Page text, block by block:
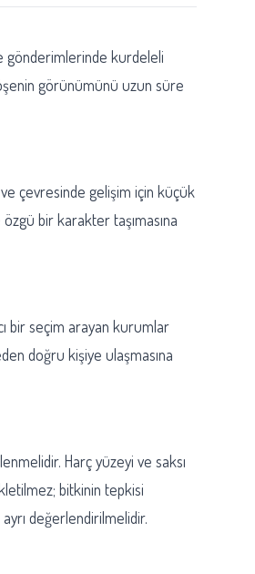
gönderimlerinde kurdeleli
görünümünü uzun süre
çevresinde gelişim için küçük
özgü bir karakter taşımasına
bir seçim arayan kurumlar
doğru kişiye ulaşmasına
Harç yüzeyi ve saksı
bitkinin tepkisi
değerlendirilmelidir.